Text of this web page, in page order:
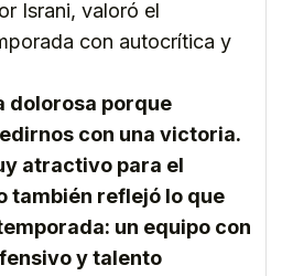
Israni, valoró el
con autocrítica y
dolorosa porque
con una victoria.
atractivo para el
también reflejó lo que
un equipo con
y talento